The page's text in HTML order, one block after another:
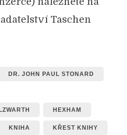
Taschen
DR. JOHN PAUL STONARD
HEXHAM
KNIHA KŘEST KNIHY